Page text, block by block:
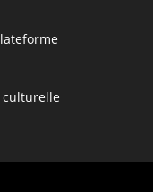
culturelle